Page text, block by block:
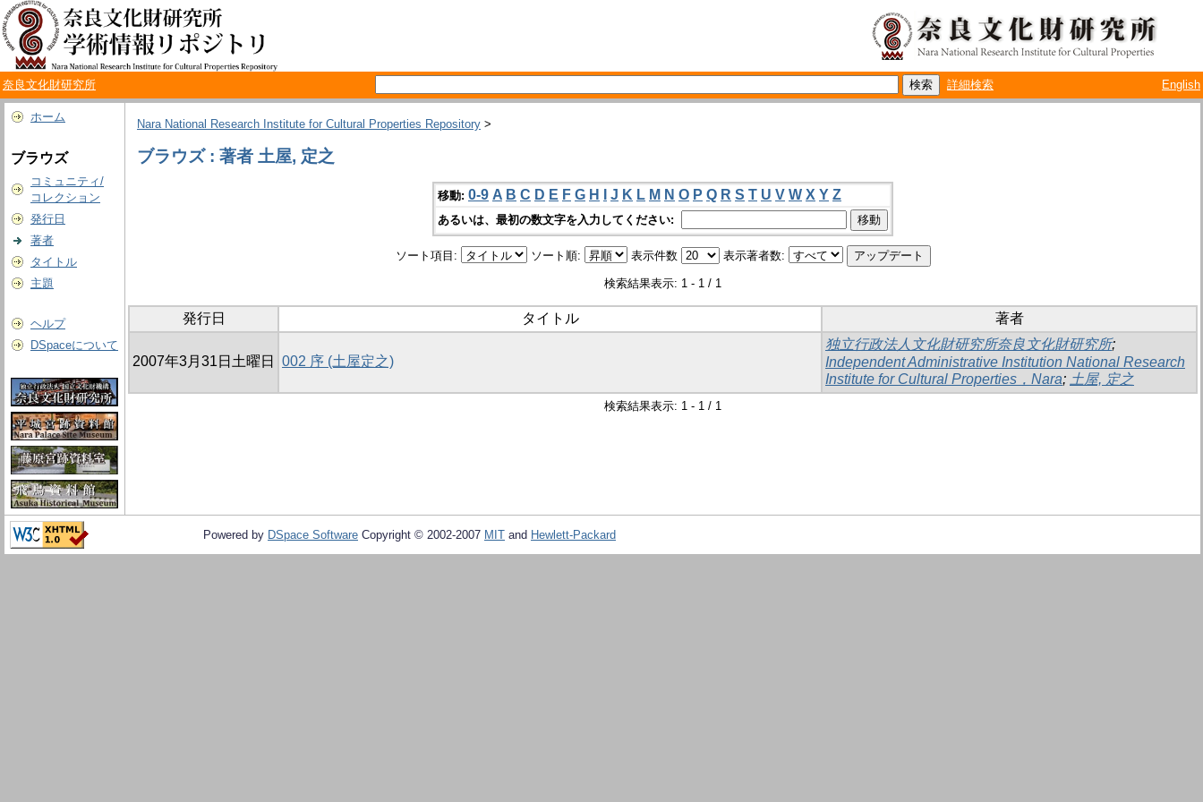
奈良文化財研究所 詳細検索 English
ホーム
ブラウズ
コミュニティ/
コレクション
発行日
著者
タイトル
主題
ヘルプ
DSpaceについて
Nara National Research Institute for Cultural Properties Repository >
ブラウズ : 著者 土屋, 定之
移動: 0-9 A B C D E F G H J K L M N O P Q R S T U V W X Y Z
あるいは、最初の数文字を入力してください:
ソート項目: ソート順: 表示件数 表示著者数:
検索結果表示: 1 - 1 / 1
発行日 タイトル 著者
2007年3月31日土曜日 002 序 (土屋定之)
独立行政法人文化財研究所奈良文化財研究所;
Independent Administrative Institution National Research
Institute for Cultural Properties，Nara; 土屋, 定之
検索結果表示: 1 - 1 / 1
Powered by DSpace Software Copyright © 2002-2007 MIT and Hewlett-Packard